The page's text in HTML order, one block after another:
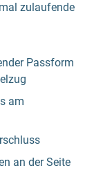
zulaufende
Passform
am
an der Seite